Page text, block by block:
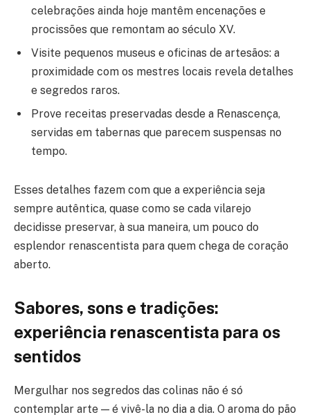
celebrações ainda hoje mantêm encenações e
procissões que remontam ao século XV.
Visite pequenos museus e oficinas de artesãos: a
proximidade com os mestres locais revela detalhes
e segredos raros.
Prove receitas preservadas desde a Renascença,
servidas em tabernas que parecem suspensas no
tempo.
Esses detalhes fazem com que a experiência seja
sempre autêntica, quase como se cada vilarejo
decidisse preservar, à sua maneira, um pouco do
esplendor renascentista para quem chega de coração
aberto.
Sabores, sons e tradições:
experiência renascentista para os
sentidos
Mergulhar nos segredos das colinas não é só
contemplar arte — é vivê-la no dia a dia. O aroma do pão